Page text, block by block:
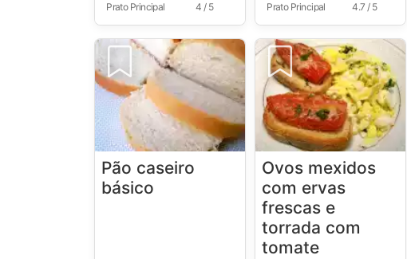
Prato Principal 4 / 5 Prato Principal 4.7 / 5
Pão caseiro
básico
Ovos mexidos
com ervas
frescas e
torrada com
tomate